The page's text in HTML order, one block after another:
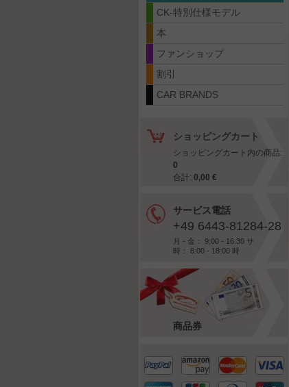
CK-特別仕様モデル
本
ファンショップ
割引
CAR BRANDS
ショッピングカート
ショッピングカート内の商品:
0
合計: 0,00 €
サービス電話
+49 6443-81284-28
月 - 金： 9:00 - 16:30 サ
時： 8:00 - 18:00 時
商品券
Bburago